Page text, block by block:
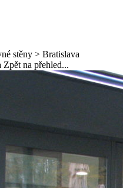
stěny > Bratislava
Zpět na přehled...